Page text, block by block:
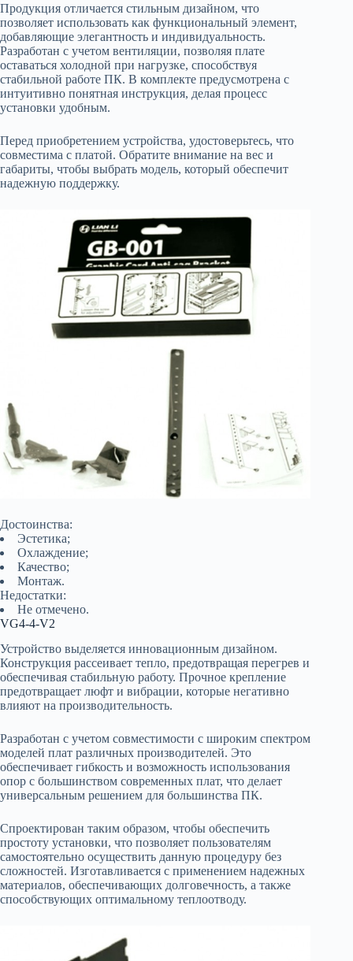
Продукция отличается стильным дизайном, что
позволяет использовать как функциональный элемент,
добавляющие элегантность и индивидуальность.
Разработан с учетом вентиляции, позволяя плате
оставаться холодной при нагрузке, способствуя
стабильной работе ПК. В комплекте предусмотрена с
интуитивно понятная инструкция, делая процесс
установки удобным.
Перед приобретением устройства, удостоверьтесь, что
совместима с платой. Обратите внимание на вес и
габариты, чтобы выбрать модель, который обеспечит
надежную поддержку.
Достоинства:
Эстетика;
Охлаждение;
Качество;
Монтаж.
Недостатки:
Не отмечено.
VG4-4-V2
Устройство выделяется инновационным дизайном.
Конструкция рассеивает тепло, предотвращая перегрев и
обеспечивая стабильную работу. Прочное крепление
предотвращает люфт и вибрации, которые негативно
влияют на производительность.
Разработан с учетом совместимости с широким спектром
моделей плат различных производителей. Это
обеспечивает гибкость и возможность использования
опор с большинством современных плат, что делает
универсальным решением для большинства ПК.
Спроектирован таким образом, чтобы обеспечить
простоту установки, что позволяет пользователям
самостоятельно осуществить данную процедуру без
сложностей. Изготавливается с применением надежных
материалов, обеспечивающих долговечность, а также
способствующих оптимальному теплоотводу.